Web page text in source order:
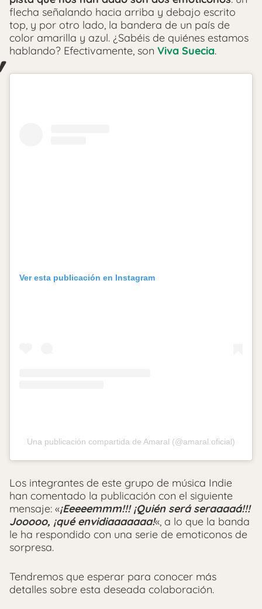
flecha señalando hacia arriba y debajo escrito
top, y por otro lado, la bandera de un país de
color amarilla y azul. ¿Sabéis de quiénes estamos
hablando? Efectivamente, son Viva Suecia.
Ver esta publicación en Instagram
Una publicación compartida de Amaral (@amaral.oficial)
Los integrantes de este grupo de música Indie
han comentado la publicación con el siguiente
mensaje: «¡Eeeeemmm!!! ¡Quién será seraaaaá!!!
Jooooo, ¡qué envidiaaaaaaa!«, a lo que la banda
le ha respondido con una serie de emoticonos de
sorpresa.
Tendremos que esperar para conocer más
detalles sobre esta deseada colaboración.